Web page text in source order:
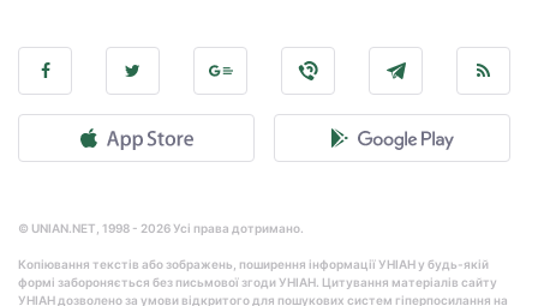
© UNIAN.NET, 1998 - 2026 Усі права дотримано.
Копіювання текстів або зображень, поширення інформації УНІАН у будь-якій
формі забороняється без письмової згоди УНІАН. Цитування матеріалів сайту
УНІАН дозволено за умови відкритого для пошукових систем гіперпосилання на